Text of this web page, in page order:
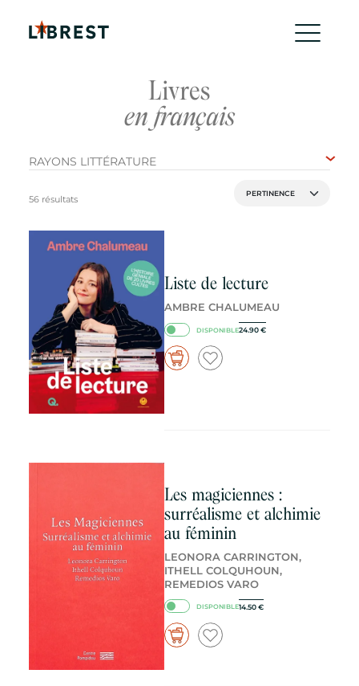
Livres
en français
RAYONS LITTÉRATURE
56 résultats
Liste de lecture
AMBRE CHALUMEAU
DISPONIBLE24.90 €
Les magiciennes :
surréalisme et alchimie
au féminin
LEONORA CARRINGTON,
ITHELL COLQUHOUN,
REMEDIOS VARO
DISPONIBLE14.50 €